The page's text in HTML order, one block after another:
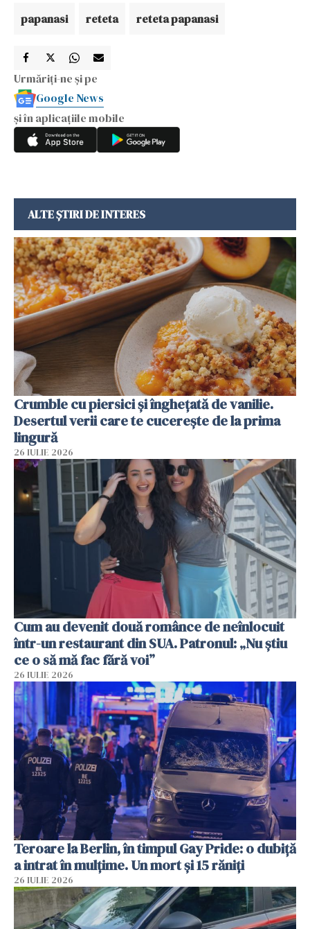
papanasi reteta reteta papanasi
Urmăriți-ne și pe
Google News
și în aplicațiile mobile
ALTE ȘTIRI DE INTERES
Crumble cu piersici și înghețată de vanilie.
Desertul verii care te cucerește de la prima
lingură
26 IULIE 2026
Cum au devenit două românce de neînlocuit
într-un restaurant din SUA. Patronul: „Nu știu
ce o să mă fac fără voi”
26 IULIE 2026
Teroare la Berlin, în timpul Gay Pride: o dubiță
a intrat în mulțime. Un mort și 15 răniți
26 IULIE 2026